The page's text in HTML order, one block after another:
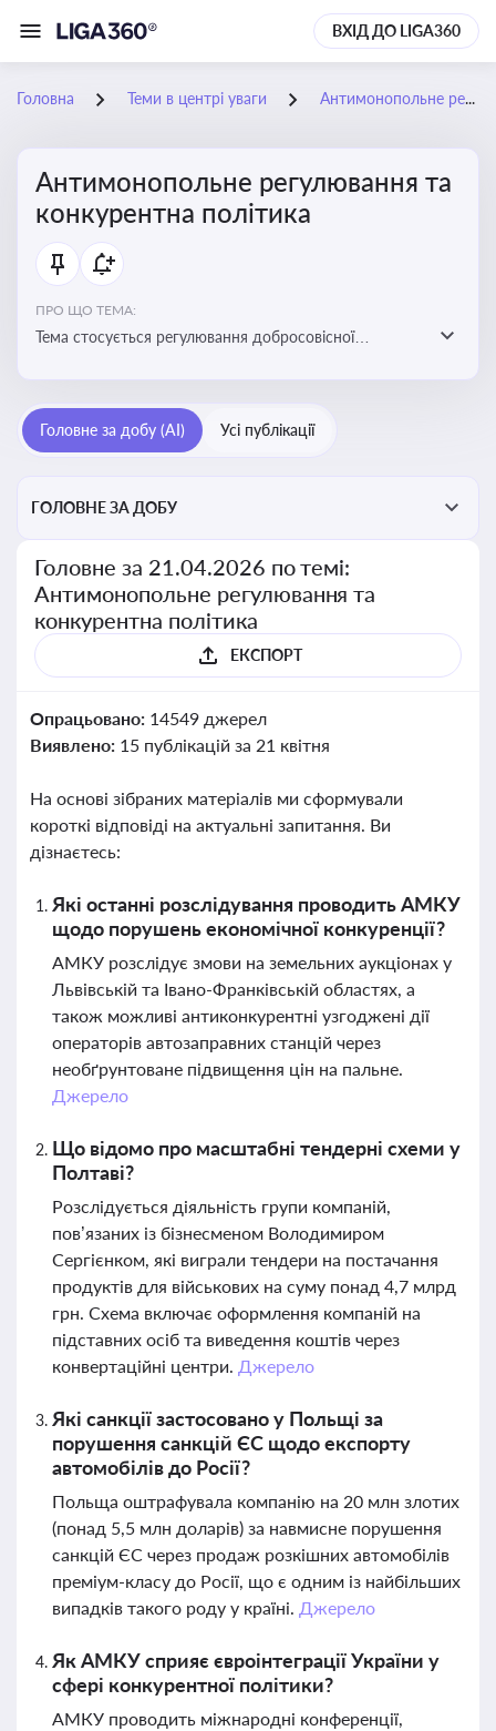
ВХІД ДО LIGA360
Головна Теми в центрі уваги Антимонопольне регулювання та конкурентна політика
Антимонопольне регулювання та
конкурентна політика
ПРО ЩО ТЕМА:
Тема стосується регулювання добросовісної
забезпечення рівних умов для суб’єктів
господарювання
Головне за добу (AI) Усі публікації
ГОЛОВНЕ ЗА ДОБУ
Головне за 21.04.2026 по темі:
Антимонопольне регулювання та
конкурентна політика
ЕКСПОРТ
Опрацьовано: 14549 джерел
Виявлено: 15 публікацій за 21 квітня
На основі зібраних матеріалів ми сформували
короткі відповіді на актуальні запитання. Ви
дізнаєтесь:
Які останні розслідування проводить АМКУ
щодо порушень економічної конкуренції?
АМКУ розслідує змови на земельних аукціонах у
Львівській та Івано-Франківській областях, а
також можливі антиконкурентні узгоджені дії
операторів автозаправних станцій через
необґрунтоване підвищення цін на пальне.
Джерело
Що відомо про масштабні тендерні схеми у
Полтаві?
Розслідується діяльність групи компаній,
пов’язаних із бізнесменом Володимиром
Сергієнком, які виграли тендери на постачання
продуктів для військових на суму понад 4,7 млрд
грн. Схема включає оформлення компаній на
підставних осіб та виведення коштів через
конвертаційні центри. Джерело
Які санкції застосовано у Польщі за
порушення санкцій ЄС щодо експорту
автомобілів до Росії?
Польща оштрафувала компанію на 20 млн злотих
(понад 5,5 млн доларів) за навмисне порушення
санкцій ЄС через продаж розкішних автомобілів
преміум-класу до Росії, що є одним із найбільших
випадків такого роду у країні. Джерело
Як АМКУ сприяє євроінтеграції України у
сфері конкурентної політики?
АМКУ проводить міжнародні конференції,